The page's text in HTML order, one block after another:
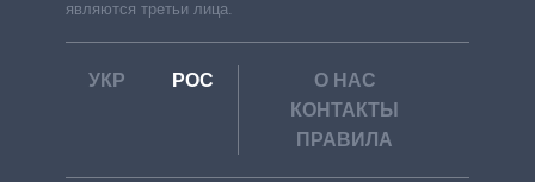
являются третьи лица.
УКР РОС
О НАС
КОНТАКТЫ
ПРАВИЛА